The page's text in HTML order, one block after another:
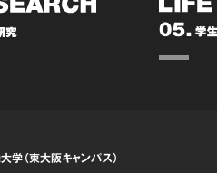
学（東大阪キャンパス）